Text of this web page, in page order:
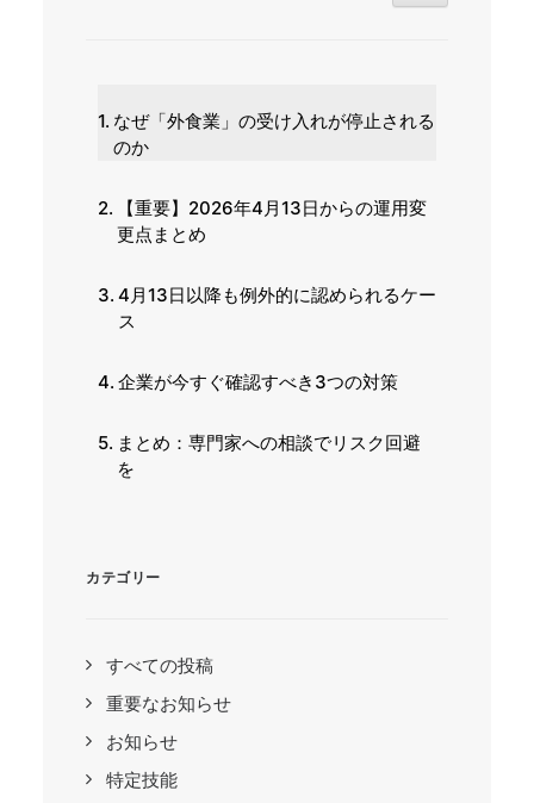
なぜ「外食業」の受け入れが停止される
のか
【重要】2026年4月13日からの運用変
更点まとめ
4月13日以降も例外的に認められるケー
ス
企業が今すぐ確認すべき3つの対策
まとめ：専門家への相談でリスク回避
を
カテゴリー
すべての投稿
重要なお知らせ
お知らせ
特定技能